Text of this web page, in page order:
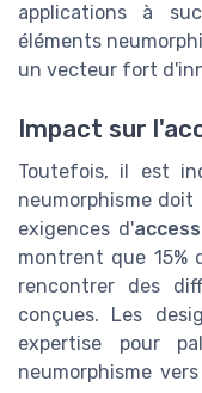
applications à
éléments
un vecteur fort
Impact sur
Toutefois, il est
neumorphisme
exigences d'
montrent que 15%
rencontrer des
conçues. Les
expertise pour
neumorphisme